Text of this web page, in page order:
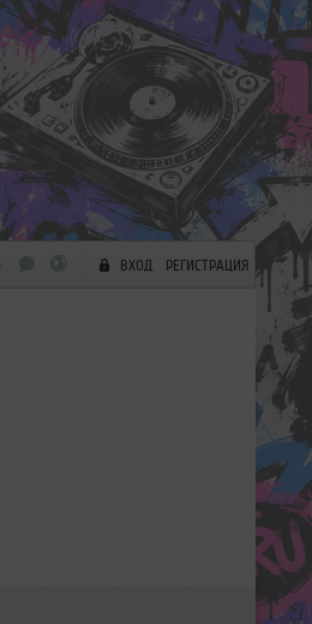
ВХОД РЕГИСТРАЦИЯ